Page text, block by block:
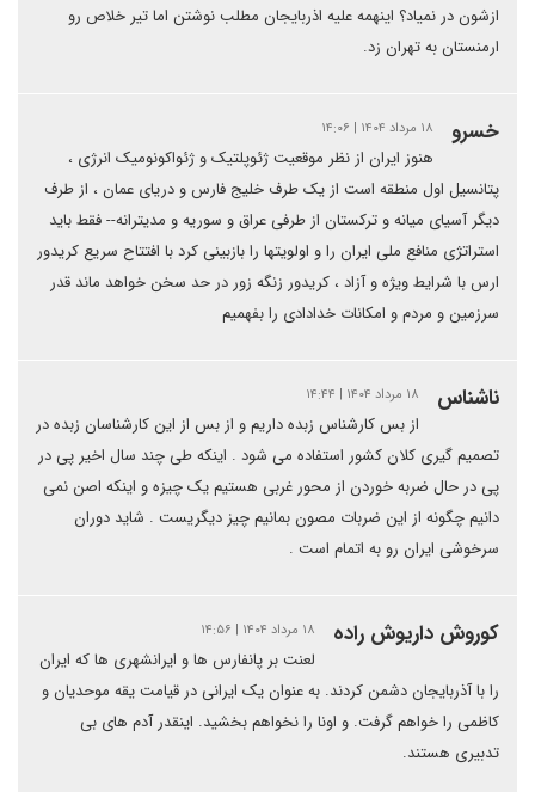
ازشون در نمیاد؟ اینهمه علیه اذربایجان مطلب نوشتن اما تیر خلاص رو
ارمنستان به تهران زد.
خسرو ۱۸ مرداد ۱۴۰۴ | ۱۴:۰۶
هنوز ایران از نظر موقعیت ژئوپلتیک و ژئواکونومیک انرژی ،
پتانسیل اول منطقه است از یک طرف خلیج فارس و دریای عمان ، از طرف
دیگر آسیای میانه و ترکستان از طرفی عراق و سوریه و مدیترانه-- فقط باید
استراتژی منافع ملی ایران را و اولویتها را بازبینی کرد با افتتاح سریع کریدور
ارس با شرایط ویژه و آزاد ، کریدور زنگه زور در حد سخن خواهد ماند قدر
سرزمین و مردم و امکانات خدادادی را بفهمیم
ناشناس ۱۸ مرداد ۱۴۰۴ | ۱۴:۴۴
از بس کارشناس زبده داریم و از بس از این کارشناسان زبده در
تصمیم گیری کلان کشور استفاده می شود . اینکه طی چند سال اخیر پی در
پی در حال ضربه خوردن از محور غربی هستیم یک چیزه و اینکه اصن نمی
دانیم چگونه از این ضربات مصون بمانیم چیز دیگریست . شاید دوران
سرخوشی ایران رو به اتمام است .
کوروش داریوش راده ۱۸ مرداد ۱۴۰۴ | ۱۴:۵۶
لعنت بر پانفارس ها و ایرانشهری ها که ایران
را با آذربایجان دشمن کردند‌. به عنوان یک ایرانی در قیامت یقه موحدیان و
کاظمی را خواهم گرفت. و اونا را نخواهم بخشید. اینقدر آدم های بی
تدبیری هستند.